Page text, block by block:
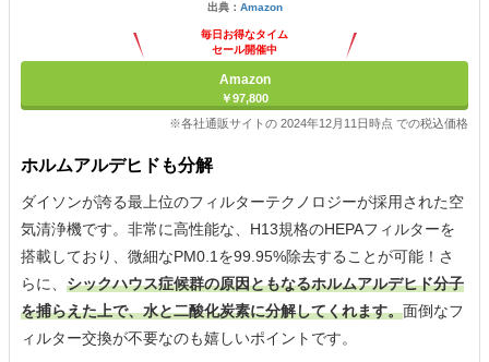
出典： Amazon
毎日お得なタイム
セール開催中
Amazon
￥97,800
※各社通販サイトの 2024年12月11日時点 での税込価格
ホルムアルデヒドも分解
ダイソンが誇る最上位のフィルターテクノロジーが採用された空
気清浄機です。非常に高性能な、H13規格のHEPAフィルターを
搭載しており、微細なPM0.1を99.95%除去することが可能！さ
らに、 シックハウス症候群の原因ともなるホルムアルデヒド分子
を捕らえた上で、水と二酸化炭素に分解してくれます。面倒なフ
ィルター交換が不要なのも嬉しいポイントです。